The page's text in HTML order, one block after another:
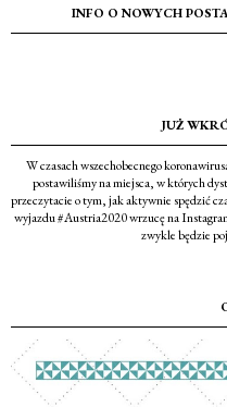
INFO O NOWYCH
JUŻ
W czasach wszechobecnego
postawiliśmy na miejsca, w których
przeczytacie o tym, jak aktywnie spędzić
wyjazdu #Austria2020 wrzucę na
zwykle będzie